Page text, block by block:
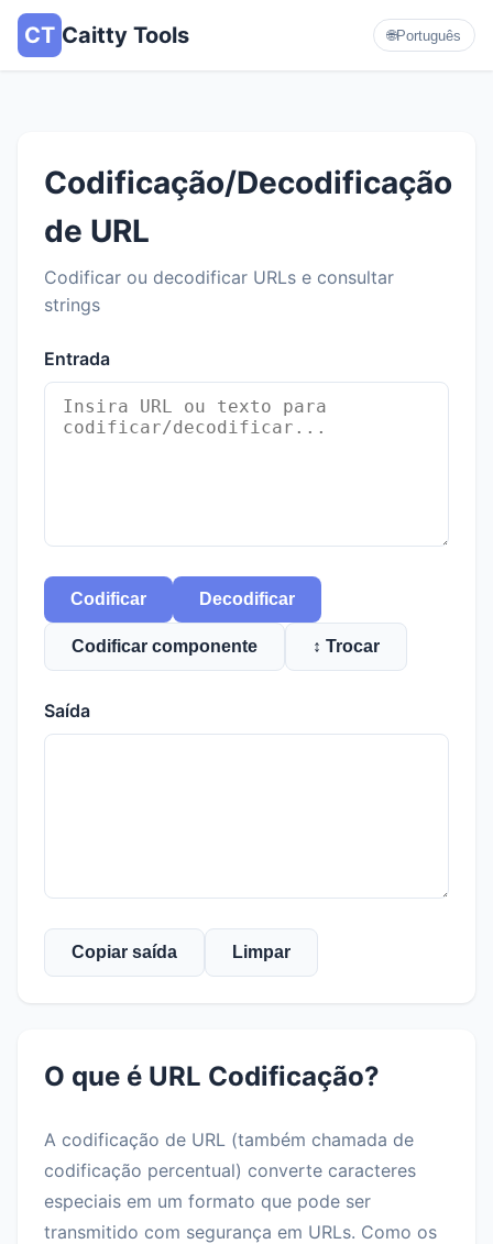
CT Caitty Tools 🌐Português
Codificação/Decodificação
de URL
Codificar ou decodificar URLs e consultar
strings
Entrada
Codificar Decodificar
Codificar componente ↕ Trocar
Saída
Copiar saída Limpar
O que é URL Codificação?
A codificação de URL (também chamada de
codificação percentual) converte caracteres
especiais em um formato que pode ser
transmitido com segurança em URLs. Como os